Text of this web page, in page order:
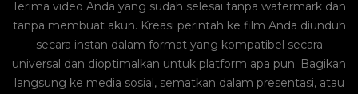
Terima video Anda yang sudah selesai tanpa watermark dan
tanpa membuat akun. Kreasi perintah ke film Anda diunduh
secara instan dalam format yang kompatibel secara
universal dan dioptimalkan untuk platform apa pun. Bagikan
langsung ke media sosial, sematkan dalam presentasi, atau